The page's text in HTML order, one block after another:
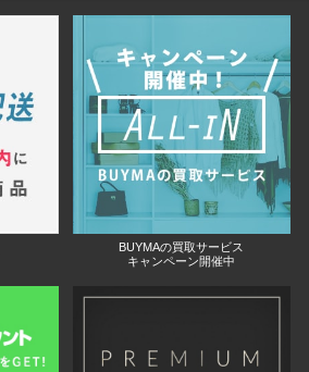
BUYMAの買取サービス
キャンペーン開催中